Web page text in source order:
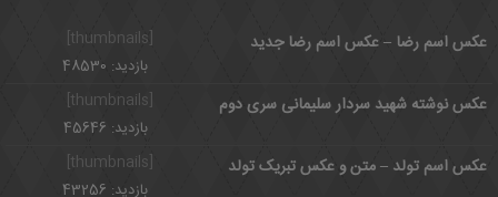
عکس اسم رضا – عکس اسم رضا جدید
بازدید: 48530
[thumbnails]
عکس نوشته شهید سردار سلیمانی سری دوم
بازدید: 45646
عکس اسم تولد – متن و عکس تبریک تولد
بازدید: 43256